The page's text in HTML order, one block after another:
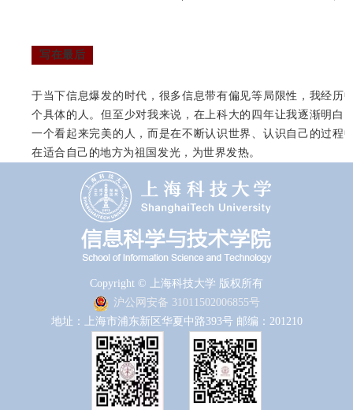
写在最后
于当下信息爆发的时代，很多信息带有偏见等局限性，我经历
个具体的人。但至少对我来说，在上科大的四年让我逐渐明白
一个看起来完美的人，而是在不断认识世界、认识自己的过程
在适合自己的地方为祖国发光，为世界发热。
Copyright © 上海科技大学 版权所有
沪公网安备 31011502006855号
地址：上海市浦东新区华夏中路393号 邮编：201210